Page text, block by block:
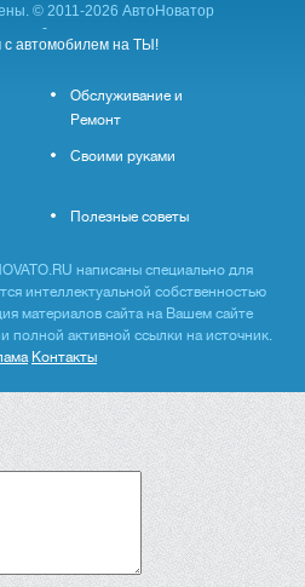
© 2011-2026 АвтоНоватор
-
автомобилем на ТЫ!
Обслуживание и
Ремонт
Своими руками
Полезные советы
написаны специально для
интеллектуальной собственностью
материалов сайта на Вашем сайте
полной активной ссылки на источник.
Контакты